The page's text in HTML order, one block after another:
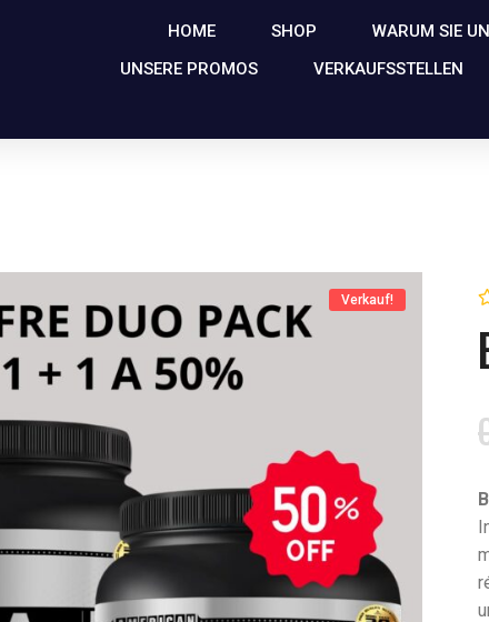
HOME SHOP WARUM SIE
UNSERE PROMOS
VERKAUFSSTELLEN
Verkauf!